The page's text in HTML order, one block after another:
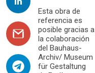
Esta obra de
referencia es
posible gracias a
la colaboración
del Bauhaus-
Archiv/ Museum
für Gestaltung